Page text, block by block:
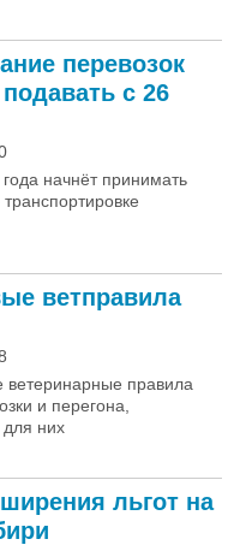
перевозок
с 26
начнёт принимать
ветправила
ветеринарные правила
и перегона,
для них
льгот на